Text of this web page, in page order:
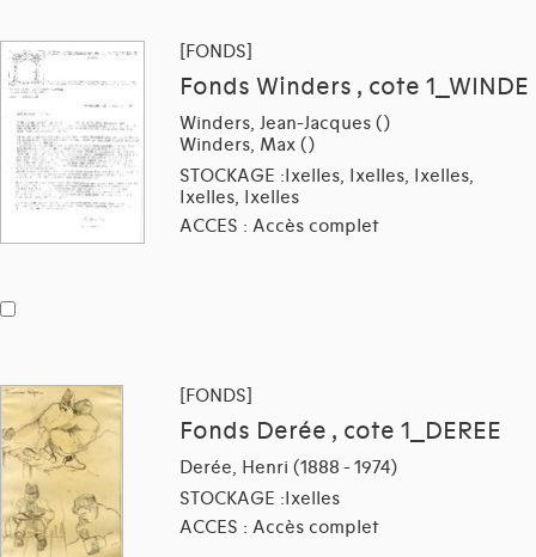
[FONDS]
Fonds Winders , cote 1_WINDE
Winders, Jean-Jacques ()
Winders, Max ()
STOCKAGE :Ixelles, Ixelles, Ixelles,
Ixelles, Ixelles
ACCES : Accès complet
[FONDS]
Fonds Derée , cote 1_DEREE
Derée, Henri (1888 - 1974)
STOCKAGE :Ixelles
ACCES : Accès complet